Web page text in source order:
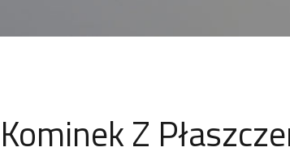
Kominek Z